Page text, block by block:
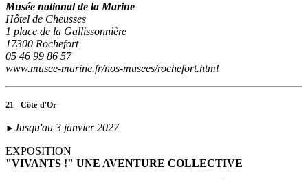
Musée national de la Marine
Hôtel de Cheusses
1 place de la Gallissonnière
17300 Rochefort
05 46 99 86 57
www.musee-marine.fr/nos-musees/rochefort.html
21 - Côte-d'Or
► Jusqu'au 3 janvier 2027
EXPOSITION
"VIVANTS !" UNE AVENTURE COLLECTIVE